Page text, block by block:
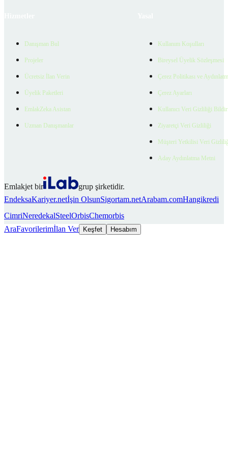
Danışman Bul
Projeler
Ücretsiz İlan Verin
Üyelik Paketleri
EmlakZeka Asistan
Uzman Danışmanlar
Kullanım Koşulları
Bireysel Üyelik Sözleşmesi
Çerez Politikası ve
Çerez Ayarları
Kullanıcı Veri Gizliliği
Ziyaretçi Veri Gizliliği
Müşteri Yetkilisi Veri
Aday Aydınlatma Metni
Emlakjet bir
grup şirketidir.
EndeksaKariyer.netİşin OlsunSigortam.netArabam.comHangikredi
CimriNeredekalSteelOrbisChemorbis
AraFavorilerimİlan Ver Keşfet Hesabım